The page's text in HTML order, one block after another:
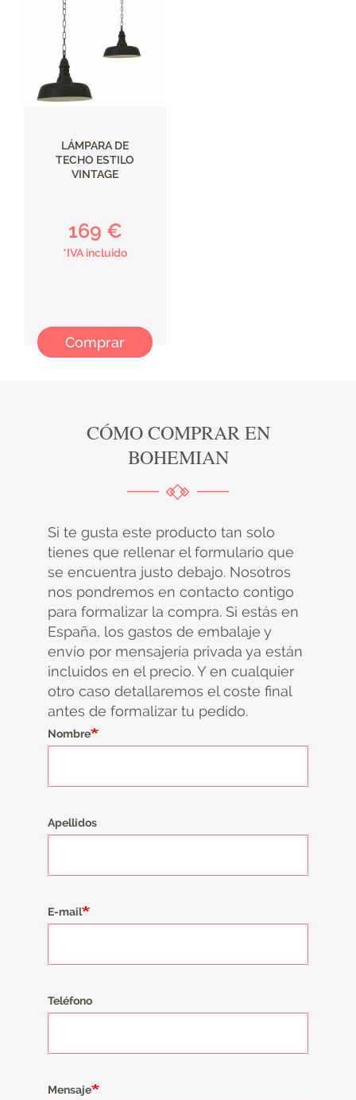
LÁMPARA DE
TECHO ESTILO
VINTAGE
169 €
*IVA incluido
Comprar
CÓMO COMPRAR EN
BOHEMIAN
Si te gusta este producto tan solo
tienes que rellenar el formulario que
se encuentra justo debajo. Nosotros
nos pondremos en contacto contigo
para formalizar la compra. Si estás en
España, los gastos de embalaje y
envío por mensajería privada ya están
incluidos en el precio. Y en cualquier
otro caso detallaremos el coste final
antes de formalizar tu pedido.
Nombre
Apellidos
E-mail
Teléfono
Mensaje